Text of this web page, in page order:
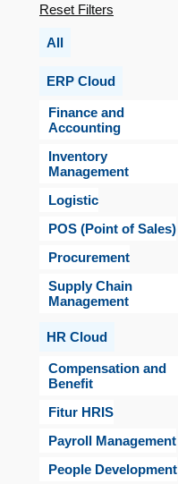
All
ERP Cloud
Finance and
Accounting
Inventory
Management
Logistic
POS (Point of Sales)
Procurement
Supply Chain
Management
HR Cloud
Compensation and
Benefit
Fitur HRIS
Payroll Management
People Development
Reset Filters